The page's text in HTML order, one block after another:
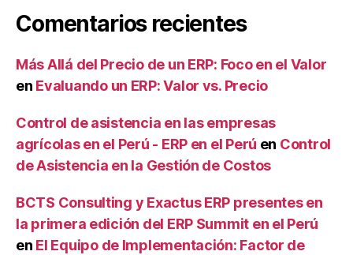
Comentarios recientes
Más Allá del Precio de un ERP: Foco en el Valor
en Evaluando un ERP: Valor vs. Precio
Control de asistencia en las empresas
agrícolas en el Perú - ERP en el Perú en Control
de Asistencia en la Gestión de Costos
BCTS Consulting y Exactus ERP presentes en
la primera edición del ERP Summit en el Perú
en El Equipo de Implementación: Factor de